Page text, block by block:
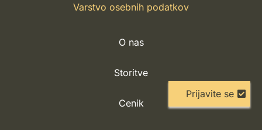
Varstvo osebnih podatkov
O nas
Storitve
Cenik
Prijavite se